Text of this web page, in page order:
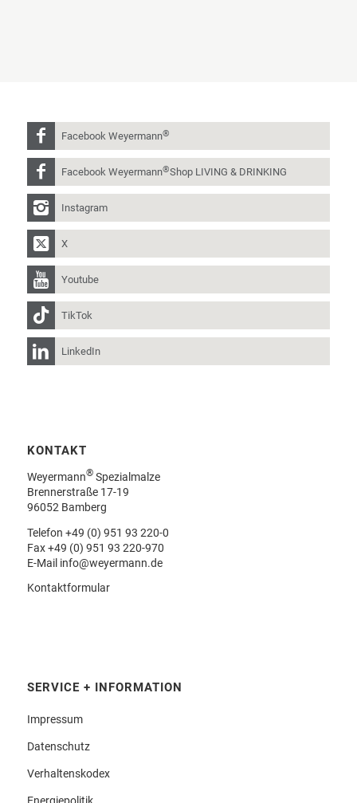
Facebook Weyermann®
Facebook Weyermann®Shop LIVING & DRINKING
Instagram
X
Youtube
TikTok
LinkedIn
KONTAKT
Weyermann®Spezialmalze
Brennerstraße 17-19
96052 Bamberg
Telefon +49 (0) 951 93 220-0
Fax +49 (0) 951 93 220-970
E-Mail info@weyermann.de
Kontaktformular
SERVICE + INFORMATION
Impressum
Datenschutz
Verhaltenskodex